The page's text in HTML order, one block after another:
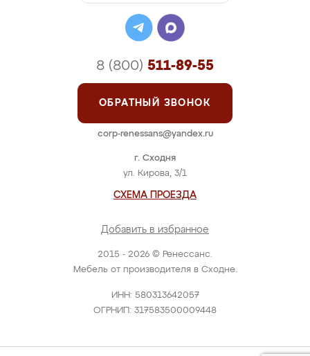
2015 - 2026 © Ренессанс.
Мебель от производителя в Сходне.
ИНН: 580313642057
ОГРНИП: 317583500009448
г. Сходня
ул. Кирова, 3/1
СХЕМА ПРОЕЗДА
Добавить в избранное
8 (800) 511-89-55
ОБРАТНЫЙ ЗВОНОК
corp-renessans@yandex.ru